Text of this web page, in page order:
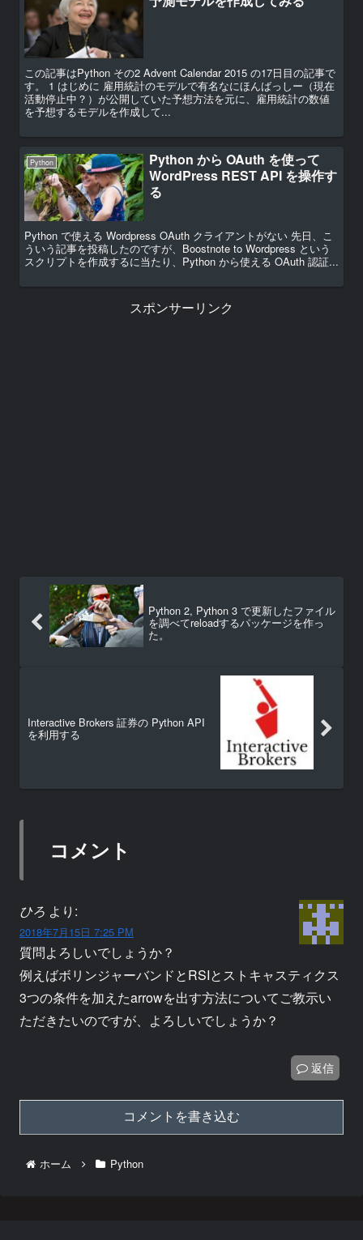
この記事はPython その2 Advent Calendar 2015 の17日目の記事で
す。 1 はじめに 雇用統計のモデルで有名なにほんばっしー（現在
活動停止中？）が公開していた予想方法を元に、雇用統計の数値
を予想するモデルを作成して...
Python
Python から OAuth を使って
WordPress REST API を操作す
る
Python で使える Wordpress OAuth クライアントがない 先日、こ
ういう記事を投稿したのですが、Boostnote to Wordpress という
スクリプトを作成するに当たり、Python から使える OAuth 認証...
スポンサーリンク
Python 2, Python 3 で更新したファイル
を調べてreloadするパッケージを作っ
た。
Interactive Brokers 証券の Python API
を利用する
コメント
ひろ より:
2018年7月15日 7:25 PM
質問よろしいでしょうか？
例えばボリンジャーバンドとRSIとストキャスティクス
3つの条件を加えたarrowを出す方法についてご教示い
ただきたいのですが、よろしいでしょうか？
返信
コメントを書き込む
ホーム Python